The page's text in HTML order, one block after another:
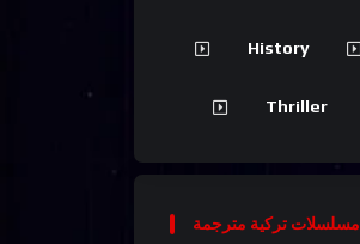
مسلسلات تركية مترجمة
History
Thriller